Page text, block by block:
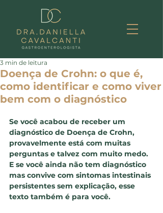
Doença de Crohn: o que é,
como identificar e como viver
bem com o diagnóstico
3 min de leitura
Se você acabou de receber um
diagnóstico de Doença de Crohn,
provavelmente está com muitas
perguntas e talvez com muito medo.
E se você ainda não tem diagnóstico
mas convive com sintomas intestinais
persistentes sem explicação, esse
texto também é para você.